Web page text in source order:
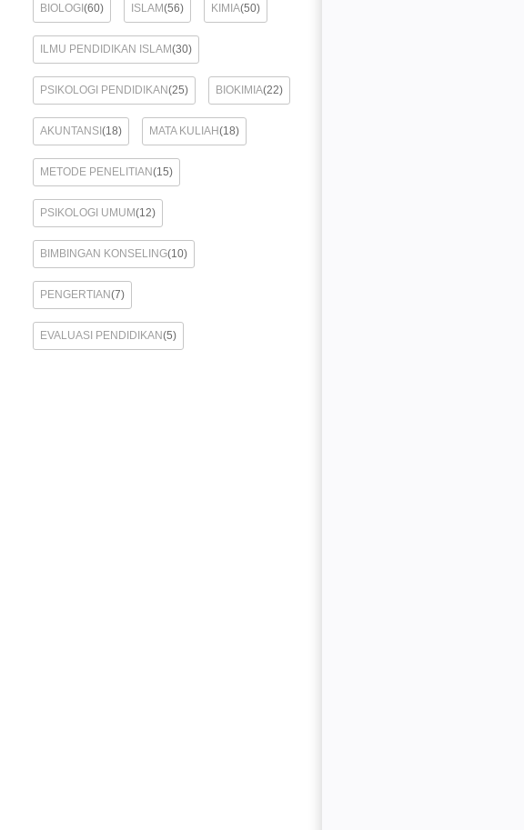
BIOLOGI(60) ISLAM(56) KIMIA(50)
ILMU PENDIDIKAN ISLAM(30)
PSIKOLOGI PENDIDIKAN(25) BIOKIMIA(22)
AKUNTANSI(18) MATA KULIAH(18)
METODE PENELITIAN(15)
PSIKOLOGI UMUM(12)
BIMBINGAN KONSELING(10)
PENGERTIAN(7)
EVALUASI PENDIDIKAN(5)